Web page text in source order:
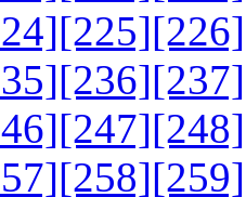
[225][226]
[236][237]
[247][248]
[258][259]